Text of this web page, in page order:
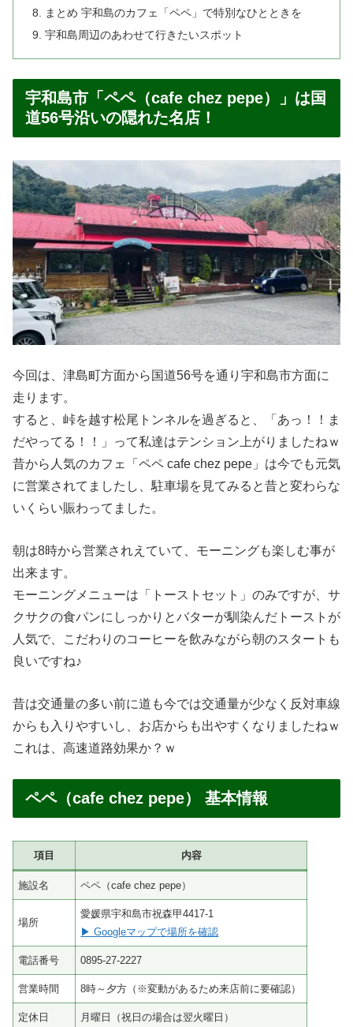
まとめ 宇和島のカフェ「ペペ」で特別なひとときを
宇和島周辺のあわせて行きたいスポット
宇和島市「ペペ（cafe chez pepe）」は国
道56号沿いの隠れた名店！
今回は、津島町方面から国道56号を通り宇和島市方面に
すると、峠を越す松尾トンネルを過ぎると、「あっ！！ま
だやってる！！」って私達はテンション上がりましたねｗ
に営業されてましたし、駐車場を見てみると昔と変わらな
いくらい賑わってました。
朝は8時から営業されえていて、モーニングも楽しむ事が
出来ます。
モーニングメニューは「トーストセット」のみですが、サ
クサクの食パンにしっかりとバターが馴染んだトーストが
人気で、こだわりのコーヒーを飲みながら朝のスタートも